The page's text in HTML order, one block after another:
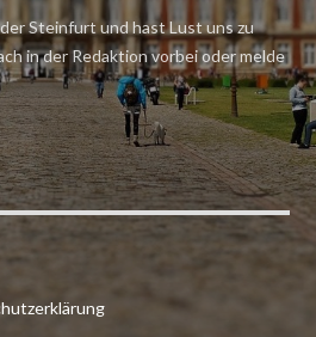
Steinfurt und hast Lust uns zu
in der Redaktion vorbei oder melde